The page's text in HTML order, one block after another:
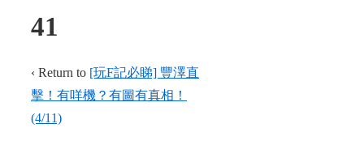
41
‹ Return to [玩F記必睇] 豐澤直
擊！有咩機？有圖有真相！
(4/11)